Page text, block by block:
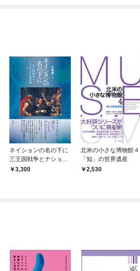
ネイションの名の下に
三王国戦争とナショナ
リズム起源論
3,300
北米の小さな博物館４
「知」の世界遺産
2,530